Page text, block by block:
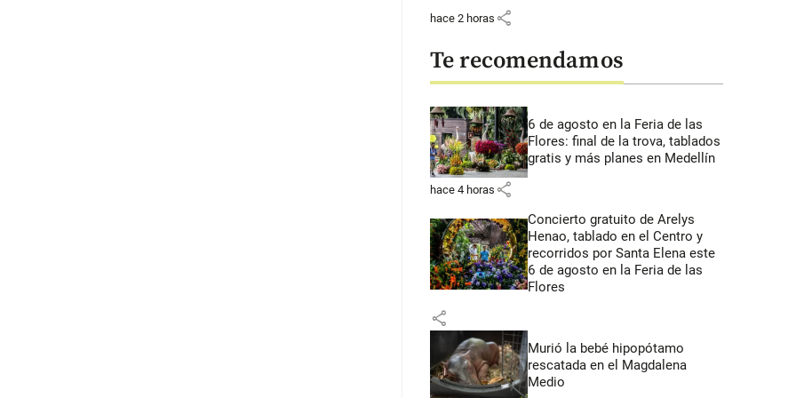
hace 2 horas share
Te recomendamos
6 de agosto en la Feria de las
Flores: final de la trova, tablados
gratis y más planes en Medellín
hace 4 horas share
Concierto gratuito de Arelys
Henao, tablado en el Centro y
recorridos por Santa Elena este
6 de agosto en la Feria de las
Flores
share
Murió la bebé hipopótamo
rescatada en el Magdalena
Medio